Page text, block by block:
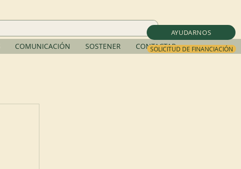
AYUDARNOS
SOLICITUD DE FINANCIACIÓN
COMUNICACIÓN SOSTENER CONTACTAR